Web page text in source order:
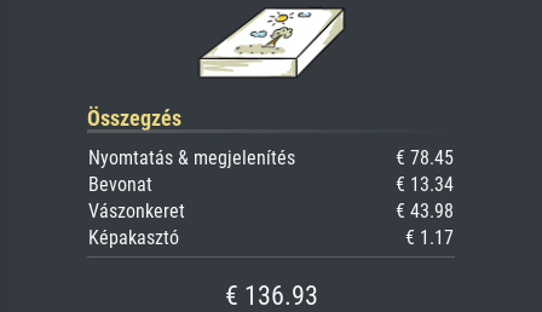
Összegzés
Nyomtatás & megjelenítés
€ 78.45
Bevonat
€ 13.34
Vászonkeret
€ 43.98
Képakasztó
€ 1.17
€ 136.93